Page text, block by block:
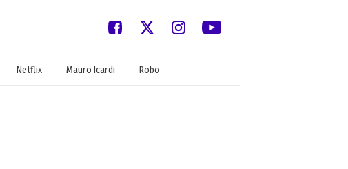
Netflix Mauro Icardi Robo